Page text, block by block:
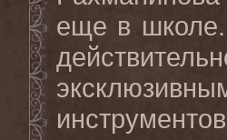
еще в школе.